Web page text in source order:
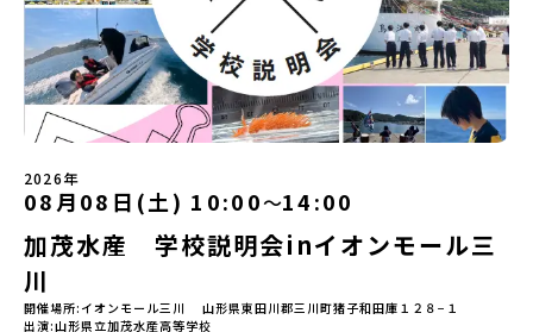
徒一人ひとりの夢や価値観に合った地域・学校で1〜3年間過ごすこ
とができるシステム「地域みらい留学」をはじめとした、教育事業
や地域活性モデルをつくり続けています。名 称：一般財団法人地
域・教育魅力化プラットフォーム設 立：2017年3月代表者：岩本
悠所在地：〒690-0842 島根県松江市東本町二丁目25-6 みらい
BASE2階 その他所在地公式HP：http://c-platform.or.jp/お問い
地域留学体験」のプログラム開催情報を公式LINEにて配信中！ぜひ
ご登録ください♪地域みらい留学公式LINE
料・20日目-8日目：20％・7日目-2日目：30％・プログラム開始日
の前日：40％・プログラム開始日当日：50％・ご連絡無しでの不参
加またはプログラム開始後の解除：100％・催行中止について天候な
どの状況等によって開催を見合わせる可能性があります。その場合
は原則、開催日1週間前までにご連絡いたします。又、最少催行人数
に達しなかった場合は、開催日3週間前までに催行中止の旨をメール
についてはこちらをご確認ください。運営団体について＜プログラ
ム主催：一般財団法人地域・教育魅力化プラットフォーム＞「意志
ある若者にあふれる持続可能な地域・社会をつくる」というビジョ
ンを掲げ、2017年3月に島根県に設立した教育事業団体です。日本
全国約200の高校と連携しながら、中学卒業後に地域の枠を越えて生
徒一人ひとりの夢や価値観に合った地域・学校で1〜3年間過ごすこ
とができるシステム「地域みらい留学」をはじめとした、教育事業
し地域留学」を知りたい方へ〜日本全国20以上の地域から選んで参
加できる「おためし地域留学」の全体像や魅力について、説明会を
開催しました。中学生一人での参加にあたり、保護者様が特に気に
なる「安全面」や「事務局のサポート体制」についても詳しく解説
しています。ぜひ、ご自宅からお気軽にご視聴ください。🎬 [アーカ
イブ動画を視聴する]YouTube：
https://youtu.be/Yt8nd04aNgA?si=e5erbspvwz5O8_uF
【STEP 2】プログラム説明会〜「八幡平市」の内容をもっと知りし
たい方へ〜全体説明を聞いたうえで、「プログラムで何をする
の？」「どんなまちなの？」という疑問にお答えする詳細配信で
す。2泊3日のプログラムの中身をお伝えします。日時：6月10日(水)
19：00〜20：00内容：どんなところ？プログラム詳細解説、質疑
応答紹介地域：鹿児島県出水市・出水工業高校/北海道標津町/岩手
県八幡平市/愛媛県鬼北町＊4つの地域のプログラムを1時間でぎゅっ
BBQ・花火大会」 -さらにまちの人たちと交流＜3日目＞（AM）
「3日間の振り返りワーク」 -みんなで振り返り対話（PM） 13：
00 解散 (中標津空港 13：30頃到着)※14：50 中標津空港発 (羽田
空港16：45着)便を利用する想定※天候の状況や参加人数によってプ
ログラムを変更する場合がございます。参加概要【開催場所】北海
道標津町【実施日程】8月4日（火）〜 8月6日（木）※参加が確定し
イン研修」をご案内する予定です。必ず参加をお願いします。【集合
場所・時間】中標津空港 8月4日(火) 14：30 集合【解散場所・時
間】中標津空港 8月6日(木) 13：30 解散【対象】中学2年生、中学3
年生【宿泊先】民宿 船長の家※1室に複数(同性2～4名程度)で宿泊
いただく予定です。【旅行代金】無料※旅行代金に含まれる費用の
うち、以下の内容が無料となります：・宿泊費（2泊分）・プログラ
ム内のアクティビティ・体験費用・一部の食事代*以下の費用は参加
2026年
08月08日(土) 10:00〜14:00
加茂水産 学校説明会inイオンモール三
川
開催場所 イオンモール三川 山形県東田川郡三川町猪子和田庫１２８−１
出演 山形県立加茂水産高等学校